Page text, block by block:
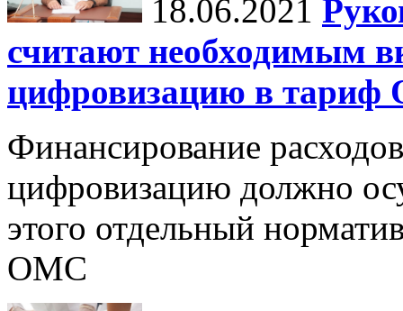
18.06.2021
считают необходимым
цифровизацию в
Финансирование
цифровизацию должно
этого отдельный
ОМС